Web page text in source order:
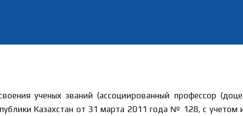
ученых званий (ассоциированный профессор
Казахстан от 31 марта 2011 года № 128, с